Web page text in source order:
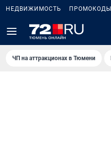
НЕДВИЖИМОСТЬ ПРОМОКОДЫ
ЧП на аттракционах в Тюмени